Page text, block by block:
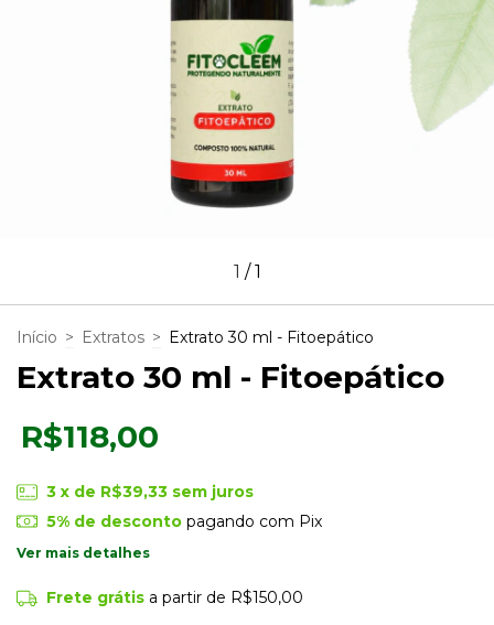
1 /1
Início > Extratos > Extrato 30 ml - Fitoepático
Extrato 30 ml - Fitoepático
R$118,00
3 x de R$39,33 sem juros
5% de descontopagando com Pix
Ver mais detalhes
Frete grátis a partir de R$150,00